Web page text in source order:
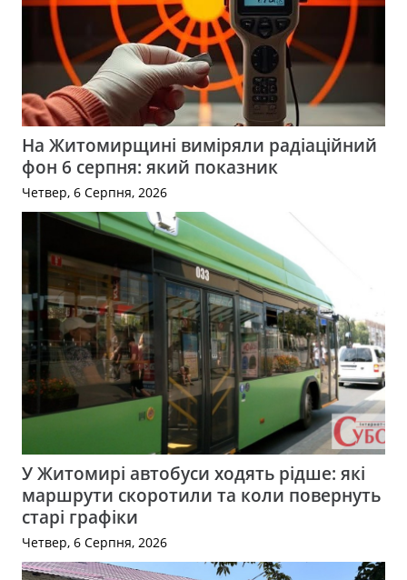
На Житомирщині виміряли радіаційний
фон 6 серпня: який показник
Четвер, 6 Серпня, 2026
У Житомирі автобуси ходять рідше: які
маршрути скоротили та коли повернуть
старі графіки
Четвер, 6 Серпня, 2026